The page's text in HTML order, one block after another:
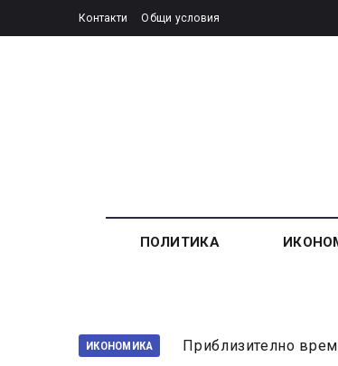
Контакти Общи условия
ПОЛИТИКА
ИКОНОМИКА Приблизително